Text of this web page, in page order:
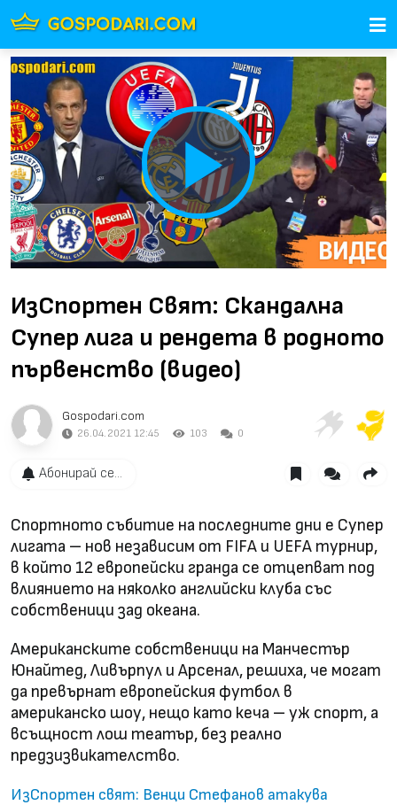
Play
Video
ИзСпортен Свят: Скандална
Супер лига и рендета в родното
първенство (видео)
Gospodari.com
26.04.2021 12:45 103 0
Абонирай се...
Спортното събитие на последните дни е Супер
лигата – нов независим от FIFA и UEFA турнир,
в който 12 европейски гранда се отцепват под
влиянието на няколко английски клуба със
собственици зад океана.
Американските собственици на Манчестър
Юнайтед, Ливърпул и Арсенал, решиха, че могат
да превърнат европейския футбол в
американско шоу, нещо като кеча – уж спорт, а
всъщност лош театър, без реално
предзизвикателство.
ИзСпортен свят: Венци Стефанов атакува